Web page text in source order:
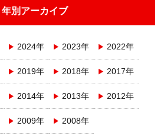
年別アーカイブ
2024年 2023年 2022年
2019年 2018年 2017年
2014年 2013年 2012年
2009年 2008年